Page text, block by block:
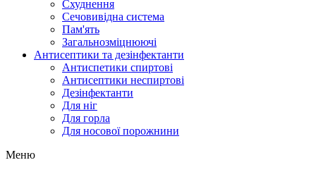
Схуднення
Сечовивідна система
Пам'ять
Загальнозміцнюючі
Антисептики та дезінфектанти
Антиспетики спиртові
Антисептики неспиртові
Дезінфектанти
Для ніг
Для горла
Для носової порожнини
Меню